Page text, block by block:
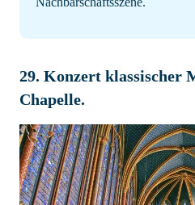
29. Konzert klassischer
Chapelle.